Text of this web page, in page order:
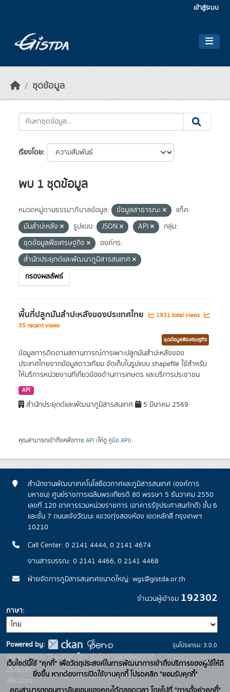
เข้าสู่ระบบ
ชุดข้อมูล
เรียงโดย
พบ 1 ชุดข้อมูล
หมวดหมู่ตามธรรมาภิบาลข้อมูล: ข้อมูลสาธารณะ
แท็ค:
มันสำปะหลัง
รูปแบบ: JSON API
กลุ่ม:
ชุดข้อมูลพืชเศรษฐกิจ
องค์กร:
สำนักประยุกต์และพัฒนาภูมิสารสนเทศ
กรองผลลัพธ์
พื้นที่ปลูกมันสำปะหลังของประเทศไทย
1931 total views
35 recent views
ชุดข้อมูลพืชเศรษฐกิจ
ข้อมูลการติดตามสถานการณ์การเพาะปลูกมันสำปะหลังของ
ประเทศไทยจากข้อมูลดาวเทียม จัดเก็บในรูปแบบ shapefile ใช้สำหรับ
ให้บริการหน่วยงานที่เกี่ยวข้องด้านการเกษตร และบริการประชาชน
API
สำนักประยุกต์และพัฒนาภูมิสารสนเทศ 5 มีนาคม 2569
คุณสามารถเข้าถึงคลังทาง API (ให้ดู คู่มือ API).
สำนักงานพัฒนาเทคโนโลยีอวกาศและภูมิสารสนเทศ (องค์การ
มหาชน) ศูนย์ราชการเฉลิมพระเกียรติ 80 พรรษา 5 ธันวาคม 2550
เลขที่ 120 อาคารรวมหน่วยราชการ (อาคารรัฐประศาสนภักดี) ชั้น 6
และชั้น 7 ถนนแจ้งวัฒนะ แขวงทุ่งสองห้อง เขตหลักสี่ กรุงเทพฯ
10210
Call Center: 0 2141 4444, 0 2141 4674
งานสารบรรณ: 0 2141 4466, 0 2141 4468
ฝ่ายจัดการภูมิสารสนเทศขนาดใหญ่: wgs@gistda.or.th
จำนวนผู้เข้าชม 192302
ภาษา
Powered by:
สนับสนุนระบบ Thai-GDC โดย สำนักงานสถิติแห่งชาติ
เว็บไซต์ที่
เกี่ยวข้อง:
ระบบบัญชีข้อมูลภาครัฐ
รุ่นโปรแกรม: 3.0.0
วันที่: 2025-06-
26
เว็บไซต์นี้ใช้ "คุกกี้" เพื่อวัตถุประสงค์ในการพัฒนาการเข้าถึงบริการของผู้ใช้ให้ดี
ยิ่งขึ้น หากต้องการเปิดใช้งานคุกกี้ โปรดคลิก "ยอมรับคุกกี้"
x